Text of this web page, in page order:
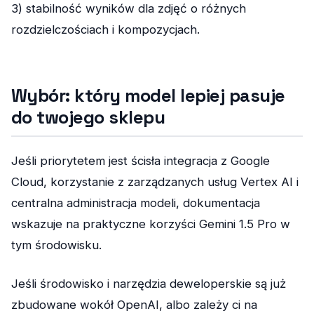
3) stabilność wyników dla zdjęć o różnych
rozdzielczościach i kompozycjach.
Wybór: który model lepiej pasuje
do twojego sklepu
Jeśli priorytetem jest ścisła integracja z Google
Cloud, korzystanie z zarządzanych usług Vertex AI i
centralna administracja modeli, dokumentacja
wskazuje na praktyczne korzyści Gemini 1.5 Pro w
tym środowisku.
Jeśli środowisko i narzędzia deweloperskie są już
zbudowane wokół OpenAI, albo zależy ci na